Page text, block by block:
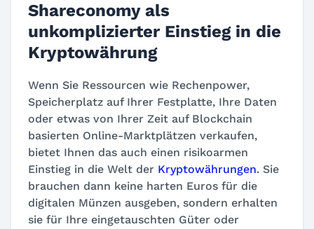
Shareconomy als
unkomplizierter Einstieg in die
Kryptowährung
Wenn Sie Ressourcen wie Rechenpower,
Speicherplatz auf Ihrer Festplatte, Ihre Daten
oder etwas von Ihrer Zeit auf Blockchain
basierten Online-Marktplätzen verkaufen,
bietet Ihnen das auch einen risikoarmen
Einstieg in die Welt der Kryptowährungen. Sie
brauchen dann keine harten Euros für die
digitalen Münzen ausgeben, sondern erhalten
sie für Ihre eingetauschten Güter oder